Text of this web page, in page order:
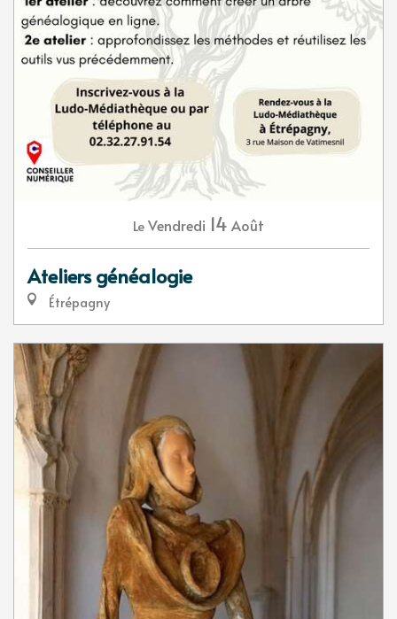
LeVendredi 14 Août
Ateliers généalogie
Étrépagny